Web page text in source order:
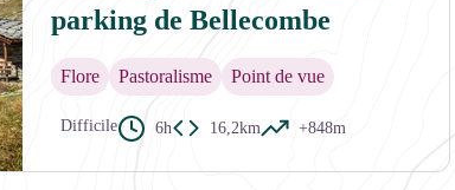
parking de Bellecombe
Flore Pastoralisme Point de vue
Difficile 6h 16,2km +848m